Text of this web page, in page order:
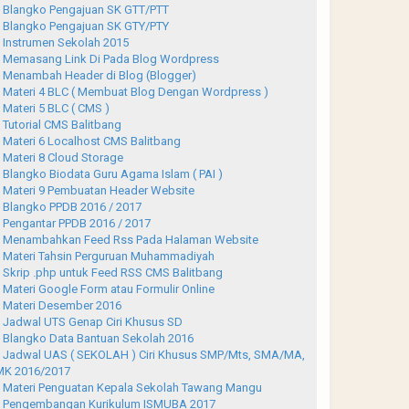
Blangko Pengajuan SK GTT/PTT
Blangko Pengajuan SK GTY/PTY
Instrumen Sekolah 2015
Memasang Link Di Pada Blog Wordpress
Menambah Header di Blog (Blogger)
Materi 4 BLC ( Membuat Blog Dengan Wordpress )
Materi 5 BLC ( CMS )
Tutorial CMS Balitbang
Materi 6 Localhost CMS Balitbang
Materi 8 Cloud Storage
Blangko Biodata Guru Agama Islam ( PAI )
Materi 9 Pembuatan Header Website
Blangko PPDB 2016 / 2017
Pengantar PPDB 2016 / 2017
Menambahkan Feed Rss Pada Halaman Website
Materi Tahsin Perguruan Muhammadiyah
Skrip .php untuk Feed RSS CMS Balitbang
Materi Google Form atau Formulir Online
Materi Desember 2016
Jadwal UTS Genap Ciri Khusus SD
Blangko Data Bantuan Sekolah 2016
Jadwal UAS ( SEKOLAH ) Ciri Khusus SMP/Mts, SMA/MA,
2016/2017
Materi Penguatan Kepala Sekolah Tawang Mangu
Pengembangan Kurikulum ISMUBA 2017